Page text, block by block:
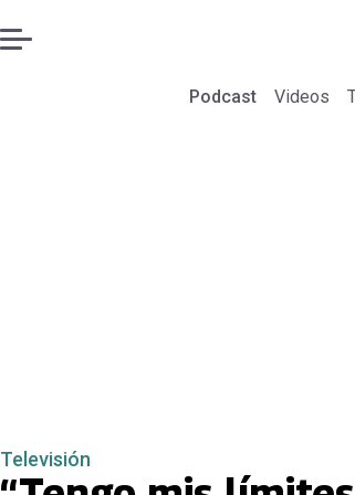
Podcast Videos
Televisión